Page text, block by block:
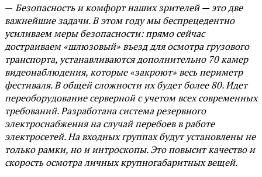
— Безопасность и комфорт наших зрителей — это две
важнейшие задачи. В этом году мы беспрецедентно
усиливаем меры безопасности: прямо сейчас
достраиваем «шлюзовый» въезд для осмотра грузового
транспорта, устанавливаются дополнительно 70 камер
видеонаблюдения, которые «закроют» весь периметр
фестиваля. В общей сложности их будет более 80. Идет
переоборудование серверной с учетом всех современных
требований. Разработана система резервного
электроснабжения на случай перебоев в работе
электросетей. На входных группах будут установлены не
только рамки, но и интроскопы. Это повысит качество и
скорость осмотра личных крупногабаритных вещей.